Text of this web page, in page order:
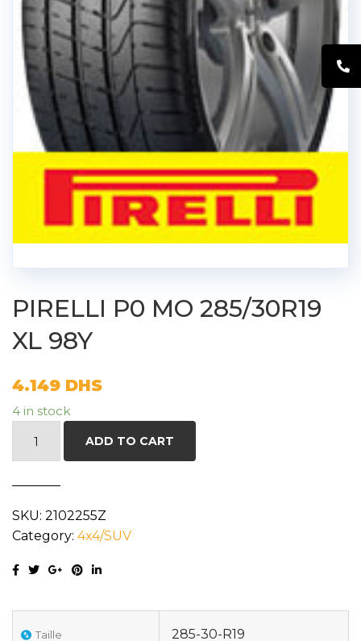
PIRELLI P0 MO 285/30R19
XL 98Y
4.149 DHS
4 in stock
XL
98Y
quantity
ADD TO CART
SKU: 2102255Z
Category: 4x4/SUV
Taille 285-30-R19